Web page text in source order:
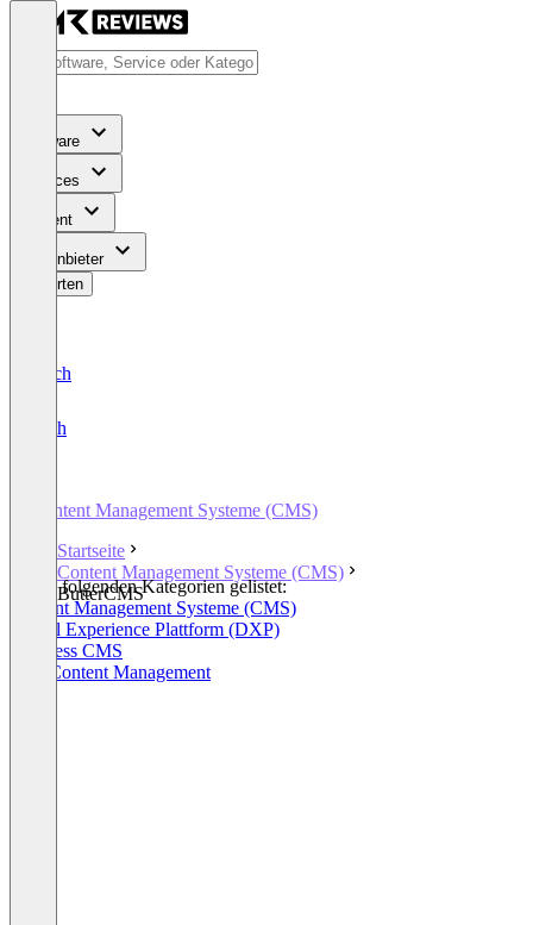
Software
Services
Content
Für Anbieter
Bewerten
Deutsch
English
Content Management Systeme (CMS)
Startseite
Content Management Systeme (CMS)
ButterCMS
In den folgenden Kategorien gelistet:
Content Management Systeme (CMS)
Digital Experience Plattform (DXP)
Headless CMS
Web Content Management